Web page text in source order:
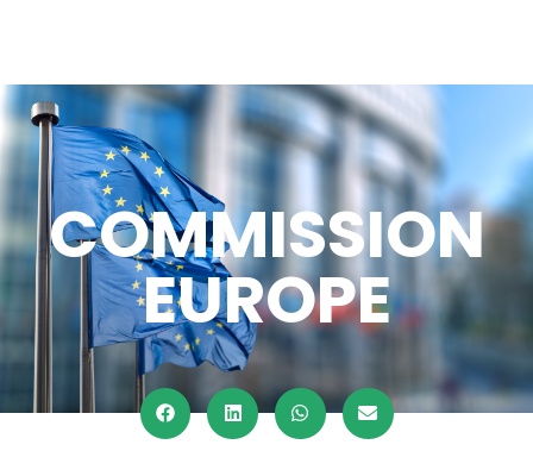
COMMISSION
EUROPE